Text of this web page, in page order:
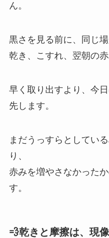
ん。
黒さを見る前に、同じ場
乾き、こすれ、翌朝の赤
早く取り出すより、今
先します。
まだうっすらとしてい
り、
赤みを増やさなかった
す。
💨乾きと摩擦は、現